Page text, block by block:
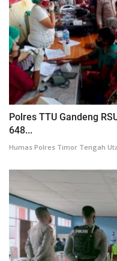
Polres TTU Gandeng
648...
Humas Polres Timor Tengah